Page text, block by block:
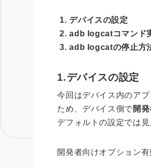
デバイスの設定
adb logcatコマンド
adb logcatの停止方
1.デバイスの設定
今回はデバイス内のア
ため、デバイス側で開
デフォルトの設定では
開発者向けオプション